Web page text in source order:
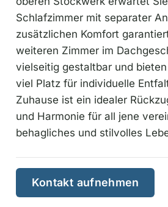
Schlafzimmer mit separater
zusätzlichen Komfort
weiteren Zimmer im
vielseitig gestaltbar und
viel Platz für individuelle
Zuhause ist ein idealer
und Harmonie für all jene
behagliches und stilvolles
Kontakt aufnehmen